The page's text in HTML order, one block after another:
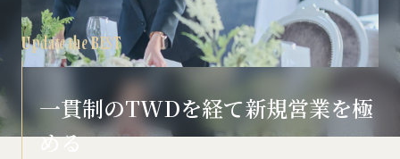
e
Update the BEST
一貫制のTWDを経て新規営業を極
める